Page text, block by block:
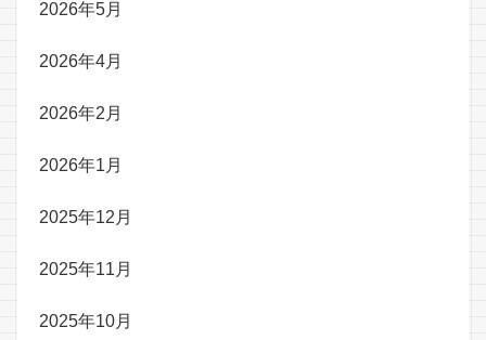
2026年5月
2026年4月
2026年2月
2026年1月
2025年12月
2025年11月
2025年10月